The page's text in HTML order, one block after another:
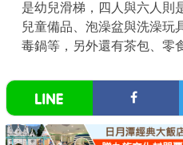
是幼兒滑梯，四人與六人則
兒童備品、泡澡盆與洗澡玩
毒鍋等，另外還有茶包、零